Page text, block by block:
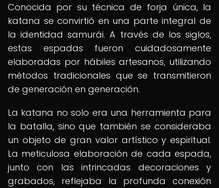
Conocida por su técnica de forja única, la
katana se convirtió en una parte integral de
la identidad samurái. A través de los siglos,
estas espadas fueron cuidadosamente
elaboradas por hábiles artesanos, utilizando
métodos tradicionales que se transmitieron
de generación en generación.
La katana no solo era una herramienta para
la batalla, sino que también se consideraba
un objeto de gran valor artístico y espiritual.
La meticulosa elaboración de cada espada,
junto con las intrincadas decoraciones y
grabados, reflejaba la profunda conexión